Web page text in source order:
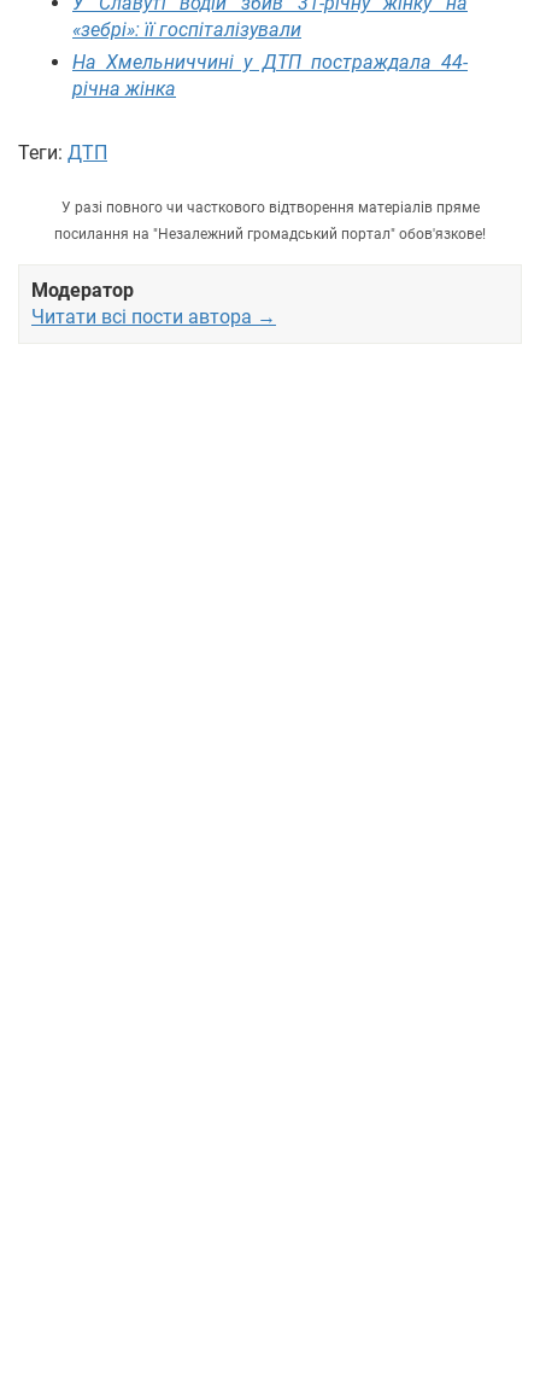
«зебрі»: її госпіталізували
На Хмельниччині у ДТП постраждала 44-
річна жінка
Теги: ДТП
У разі повного чи часткового відтворення матеріалів пряме
посилання на "Незалежний громадський портал" обов'язкове!
Модератор
Читати всі пости автора →